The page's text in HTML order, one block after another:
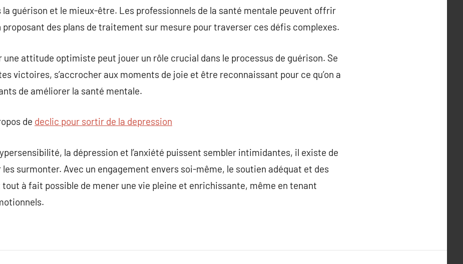
guérison et le mieux-être. Les professionnels de la santé mentale peuvent offrir
proposant des plans de traitement sur mesure pour traverser ces défis complexes.
une attitude optimiste peut jouer un rôle crucial dans le processus de guérison. Se
victoires, s’accrocher aux moments de joie et être reconnaissant pour ce qu’on a
de améliorer la santé mentale.
de declic pour sortir de la depression
la dépression et l’anxiété puissent sembler intimidantes, il existe de
surmonter. Avec un engagement envers soi-même, le soutien adéquat et des
à fait possible de mener une vie pleine et enrichissante, même en tenant